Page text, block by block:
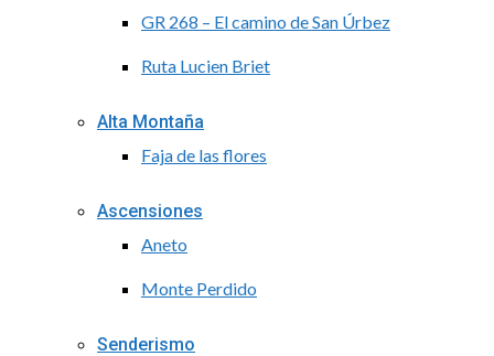
GR 268 – El camino de San Úrbez
Ruta Lucien Briet
Alta Montaña
Faja de las flores
Ascensiones
Aneto
Monte Perdido
Senderismo